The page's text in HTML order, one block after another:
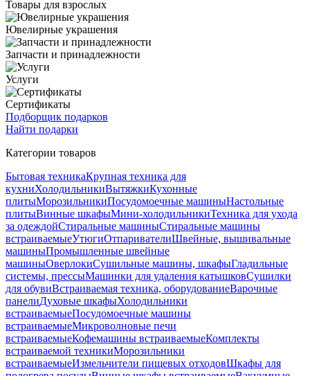
Товары для взрослых
Ювелирные украшения
Запчасти и принадлежности
Услуги
Сертификаты
Подборщик подарков
Найти подарки
Категории товаров
Бытовая техникаКрупная техника для
кухниХолодильникиВытяжкиКухонные
плитыМорозильникиПосудомоечные машиныНастольные
плитыВинные шкафыМини-холодильникиТехника для ухода
за одеждойСтиральные машиныСтиральные машины
встраиваемыеУтюгиОтпаривателиШвейные, вышивальные
машиныПромышленные швейные
машиныОверлокиСушильные машины, шкафыГладильные
системы, прессыМашинки для удаления катышковСушилки
для обувиВстраиваемая техника, оборудованиеВарочные
панелиДуховые шкафыХолодильники
встраиваемыеПосудомоечные машины
встраиваемыеМикроволновые печи
встраиваемыеКофемашины встраиваемыеКомплекты
встраиваемой техникиМорозильники
встраиваемыеИзмельчители пищевых отходовШкафы для